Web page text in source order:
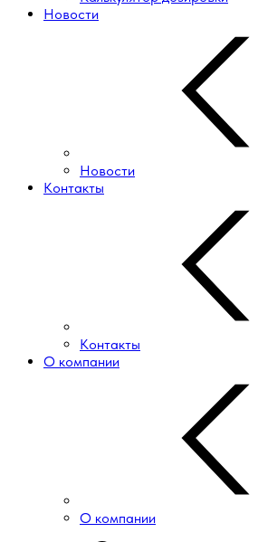
Новости
Новости
Контакты
Контакты
О компании
О компании